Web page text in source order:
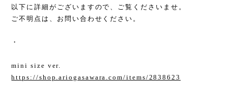
以下に詳細がございますので、ご覧くださいませ。
ご不明点は、お問い合わせください。
・
mini size ver.
https://shop.ariogasawara.com/items/2838623